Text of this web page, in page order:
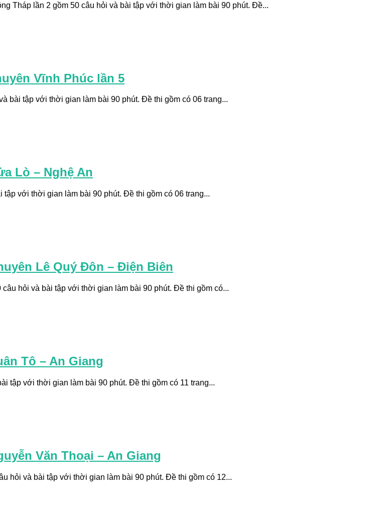
Tháp lần 2 gồm 50 câu hỏi và bài tập với thời gian làm bài 90 phút. Đề...
Vĩnh Phúc lần 5
bài tập với thời gian làm bài 90 phút. Đề thi gồm có 06 trang...
Lò – Nghệ An
với thời gian làm bài 90 phút. Đề thi gồm có 06 trang...
Lê Quý Đôn – Điện Biên
hỏi và bài tập với thời gian làm bài 90 phút. Đề thi gồm có...
Tô – An Giang
tập với thời gian làm bài 90 phút. Đề thi gồm có 11 trang...
Văn Thoại – An Giang
hỏi và bài tập với thời gian làm bài 90 phút. Đề thi gồm có 12...